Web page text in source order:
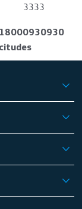
3333